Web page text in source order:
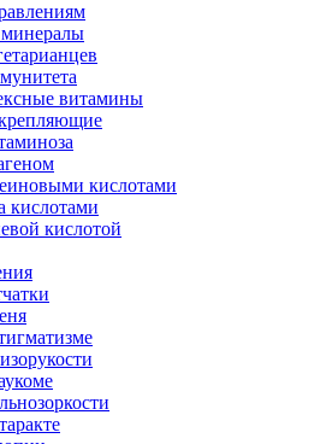
витамины
кислотами
кислотами
кислотой